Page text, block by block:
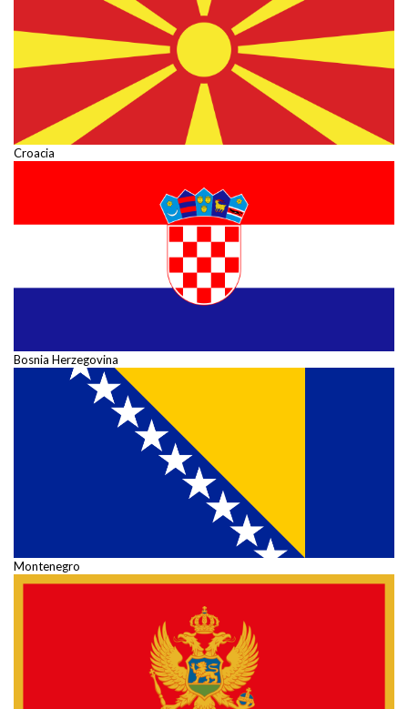
Croacia
Bosnia Herzegovina
Montenegro